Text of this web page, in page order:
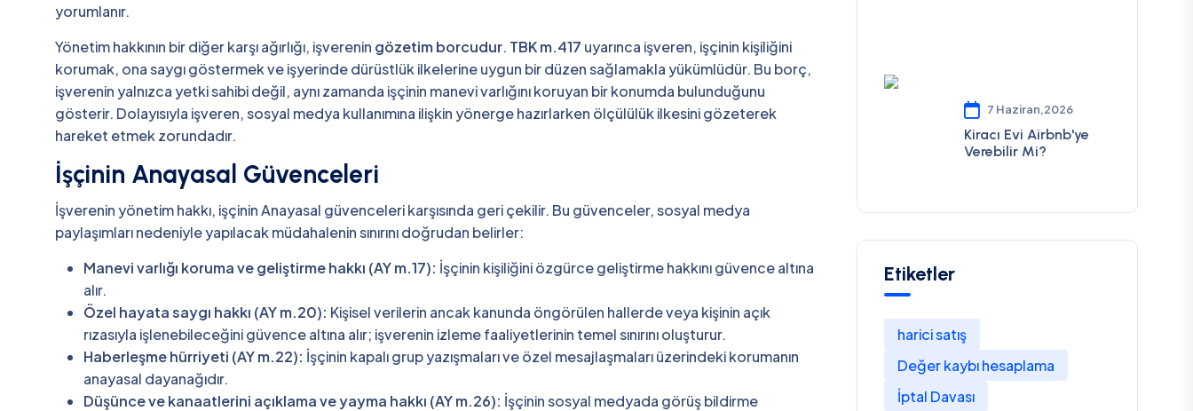
yorumlanır.
Yönetim hakkının bir diğer karşı ağırlığı, işverenin gözetim borcudur. TBK m.417 uyarınca işveren, işçinin kişiliğini
korumak, ona saygı göstermek ve işyerinde dürüstlük ilkelerine uygun bir düzen sağlamakla yükümlüdür. Bu borç,
işverenin yalnızca yetki sahibi değil, aynı zamanda işçinin manevi varlığını koruyan bir konumda bulunduğunu
gösterir. Dolayısıyla işveren, sosyal medya kullanımına ilişkin yönerge hazırlarken ölçülülük ilkesini gözeterek
hareket etmek zorundadır.
İşçinin Anayasal Güvenceleri
İşverenin yönetim hakkı, işçinin Anayasal güvenceleri karşısında geri çekilir. Bu güvenceler, sosyal medya
paylaşımları nedeniyle yapılacak müdahalenin sınırını doğrudan belirler:
Manevi varlığı koruma ve geliştirme hakkı (AY m.17): İşçinin kişiliğini özgürce geliştirme hakkını güvence altına
alır.
Özel hayata saygı hakkı (AY m.20): Kişisel verilerin ancak kanunda öngörülen hallerde veya kişinin açık
rızasıyla işlenebileceğini güvence altına alır; işverenin izleme faaliyetlerinin temel sınırını oluşturur.
Haberleşme hürriyeti (AY m.22): İşçinin kapalı grup yazışmaları ve özel mesajlaşmaları üzerindeki korumanın
anayasal dayanağıdır.
Düşünce ve kanaatlerini açıklama ve yayma hakkı (AY m.26): İşçinin sosyal medyada görüş bildirme
7 Haziran,2026
Kiracı Evi Airbnb'ye
Verebilir Mi?
Etiketler
harici satış
Değer kaybı hesaplama
İptal Davası